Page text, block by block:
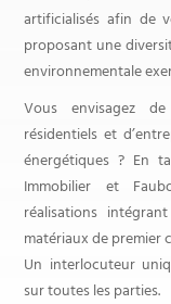
artificialisés afin de
proposant une
environnementale
Vous envisagez
résidentiels et
énergétiques ? En
Immobilier et
réalisations
matériaux de premier
Un interlocuteur
sur toutes les parties.